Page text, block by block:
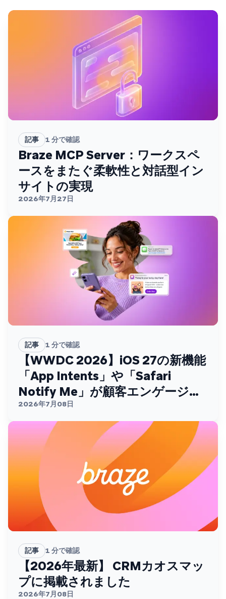
記事 1 分で確認
Braze MCP Server：ワークスペ
ースをまたぐ柔軟性と対話型イン
サイトの実現
2026年7月27日
記事 1 分で確認
【WWDC 2026】iOS 27の新機能
「App Intents」や「Safari
Notify Me」が顧客エンゲージメ
ントを変える
2026年7月08日
記事 1 分で確認
【2026年最新】 CRMカオスマッ
プに掲載されました
2026年7月08日